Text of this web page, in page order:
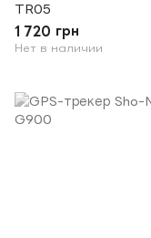
TR05
1 720 грн
Нет в наличии